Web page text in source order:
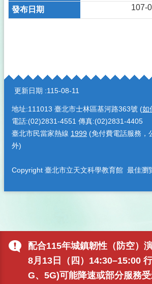
配合115年城鎮韌性（防空）
8月13日（四）14:30–15:00
G、5G)可能降速或部分服務
107-
:::
更新日期 115-08-11
地址:111013 臺北市士林區基河路363號 (如
電話:(02)2831-4551 傳真:(02)2831-4405
臺北市民當家熱線 1999 (免付費電話服務，
外)
Copyright 臺北市立天文科學教育館 最佳瀏